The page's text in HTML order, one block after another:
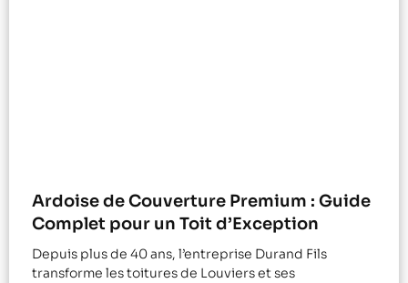
Ardoise de Couverture Premium : Guide
Complet pour un Toit d’Exception
Depuis plus de 40 ans, l’entreprise Durand Fils
transforme les toitures de Louviers et ses